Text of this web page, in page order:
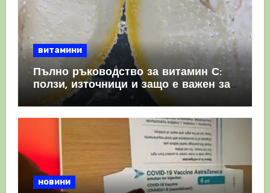
витамини
Пълно ръководство за витамин С:
ползи, източници и защо е важен за
имунната система
новини